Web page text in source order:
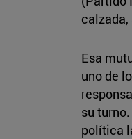
Esa
uno de
su
política